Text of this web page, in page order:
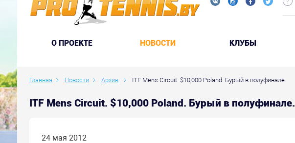
O ПРОЕКТЕ НОВОСТИ КЛУБЫ
Главная Новости Архив ITF Mens Circuit. $10,000 Poland. Бурый в полуфинале.
ITF Mens Circuit. $10,000 Poland. Бурый в полуфинале.
24 мая 2012